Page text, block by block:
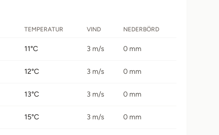
TEMPERATUR VIND NEDERBÖRD
11°C 3 m/s 0 mm
12°C 3 m/s 0 mm
13°C 3 m/s 0 mm
15°C 3 m/s 0 mm